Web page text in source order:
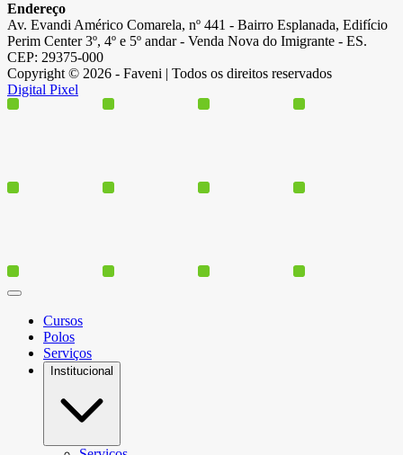
Endereço
Av. Evandi Américo Comarela, nº 441 - Bairro Esplanada, Edifício
Perim Center 3º, 4º e 5º andar - Venda Nova do Imigrante - ES.
CEP: 29375-000
Copyright © 2026 - Faveni | Todos os direitos reservados
Digital Pixel
Cursos
Polos
Serviços
Institucional